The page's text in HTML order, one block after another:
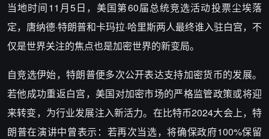
当地时间11月5日，美国第60届总统竞选活动投票尘埃落
定，唐纳德·特朗普和卡玛拉·哈里斯两人最终谁入驻白宫，不
仅是世界关注的焦点也是加密世界的新变局。
自竞选伊始，特朗普便多次公开表达支持加密货币的发展。
若他成功重返白宫，美国对加密市场的严格监管政策或将迎
来转变，为行业发展注入新活力。在比特币2024大会上，特
朗普在演讲中曾表示：若再次当选，将确保政府100%保留